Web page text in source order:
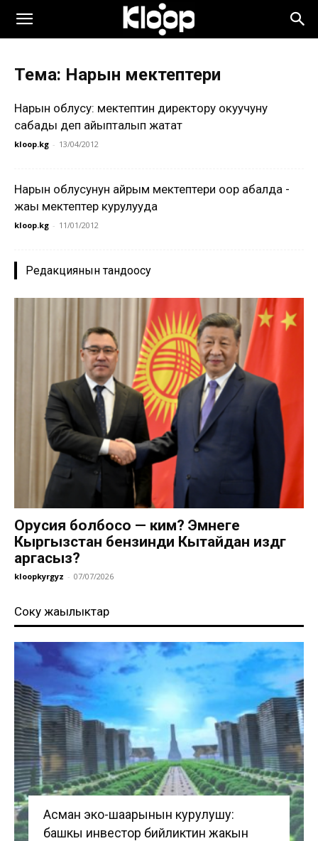
Тема: Нарын мектептери
Нарын облусу: мектептин директору окуучуну
сабады деп айыпталып жатат
kloop.kg - 13/04/2012
Нарын облусунун айрым мектептери оор абалда -
жаңы мектептер курулууда
kloop.kg - 11/01/2012
Редакциянын тандоосу
Орусия болбосо — ким? Эмнеге
Кыргызстан бензинди Кытайдан издөөгө
аргасыз?
kloopkyrgyz - 07/07/2026
Соңку жаңылыктар
Асман эко-шаарынын курулушу:
башкы инвестор бийликтин жакын